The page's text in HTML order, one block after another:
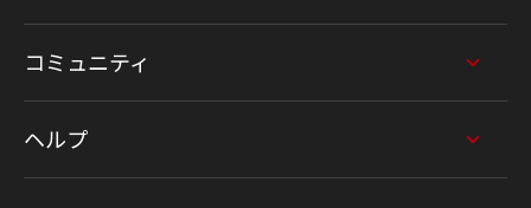
コミュニティ
ヘルプ